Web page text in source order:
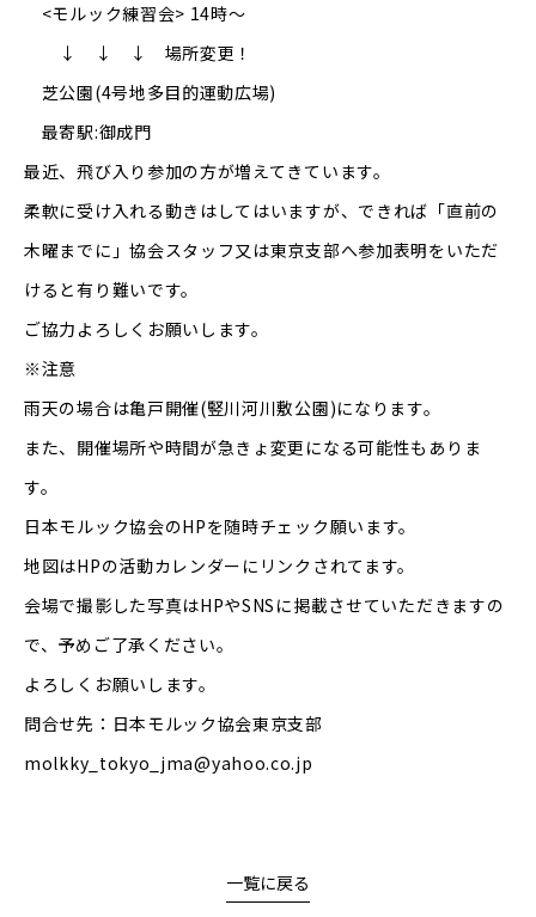
<モルック練習会> 14時～
↓ ↓ ↓ 場所変更！
芝公園(4号地多目的運動広場)
最寄駅:御成門
最近、飛び入り参加の方が増えてきています。
柔軟に受け入れる動きはしてはいますが、できれば「直前の
木曜までに」協会スタッフ又は東京支部へ参加表明をいただ
けると有り難いです。
ご協力よろしくお願いします。
※注意
雨天の場合は亀戸開催(竪川河川敷公園)になります。
また、開催場所や時間が急きょ変更になる可能性もありま
す。
日本モルック協会のHPを随時チェック願います。
地図はHPの活動カレンダーにリンクされてます。
会場で撮影した写真はHPやSNSに掲載させていただきますの
で、予めご了承ください。
よろしくお願いします。
問合せ先：日本モルック協会東京支部
molkky_tokyo_jma@yahoo.co.jp
一覧に戻る